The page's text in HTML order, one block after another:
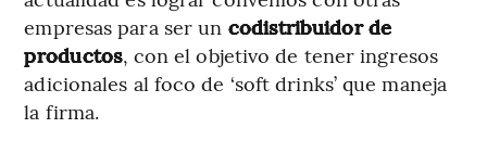
empresas para ser un codistribuidor de
productos, con el objetivo de tener ingresos
adicionales al foco de ‘soft drinks’ que maneja
la firma.